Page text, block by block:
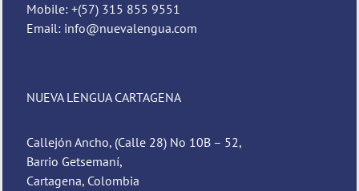
Mobile: +(57) 315 855 9551
Email: info@nuevalengua.com
NUEVA LENGUA CARTAGENA
Callejón Ancho, (Calle 28) No 10B – 52,
Barrio Getsemaní,
Cartagena, Colombia